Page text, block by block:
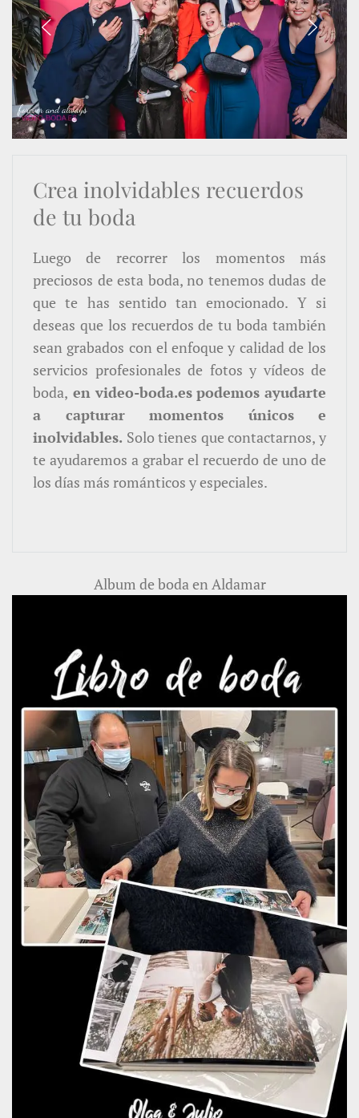
Crea inolvidables recuerdos
de tu boda
Luego de recorrer los momentos más
preciosos de esta boda, no tenemos dudas de
que te has sentido tan emocionado. Y si
deseas que los recuerdos de tu boda también
sean grabados con el enfoque y calidad de los
servicios profesionales de fotos y vídeos de
boda, en video-boda.es podemos ayudarte
a capturar momentos únicos e
inolvidables. Solo tienes que contactarnos, y
te ayudaremos a grabar el recuerdo de uno de
los días más románticos y especiales.
Album de boda en Aldamar